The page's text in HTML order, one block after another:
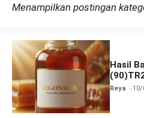
Menampilkan postingan
Hasil
dan Izin
Reya 10/